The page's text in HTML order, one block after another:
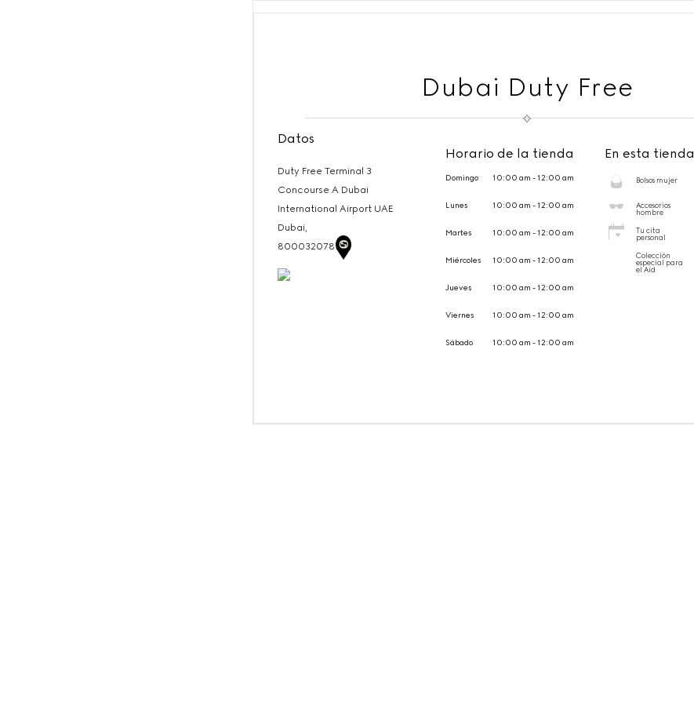
Dubai Duty Free
Datos
Duty Free Terminal 3
Concourse A Dubai
International Airport UAE
Dubai,
8000320787
Horario de la tienda
Domingo 10:00 am - 12:00 am
Lunes 10:00 am - 12:00 am
Martes 10:00 am - 12:00 am
Miércoles 10:00 am - 12:00 am
Jueves 10:00 am - 12:00 am
Viernes 10:00 am - 12:00 am
Sábado 10:00 am - 12:00 am
En esta tienda
Bolsos mujer
Accesorios
hombre
Tu cita
personal
Colección
especial para
el Aíd